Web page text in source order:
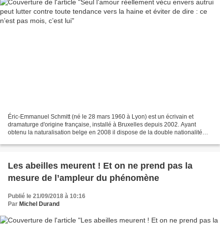
Éric-Emmanuel Schmitt (né le 28 mars 1960 à Lyon) est un écrivain et
dramaturge d'origine française, installé à Bruxelles depuis 2002. Ayant
obtenu la naturalisation belge en 2008 il dispose de la double nationalité
Les abeilles meurent ! Et on ne prend pas la
mesure de l’ampleur du phénomène
Publié le 21/09/2018 à 10:16
Par Michel Durand